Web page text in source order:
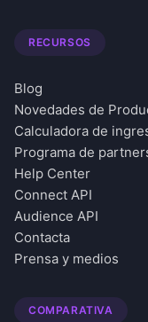
RECURSOS
Blog
Novedades de
Calculadora de
Programa de
Help Center
Connect API
Audience API
Contacta
Prensa y medios
COMPARATIVA